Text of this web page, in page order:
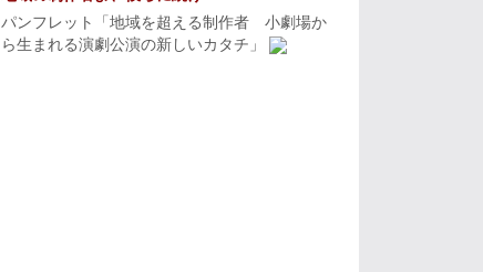
パンフレット「地域を超える制作者 小劇場か
ら生まれる演劇公演の新しいカタチ」